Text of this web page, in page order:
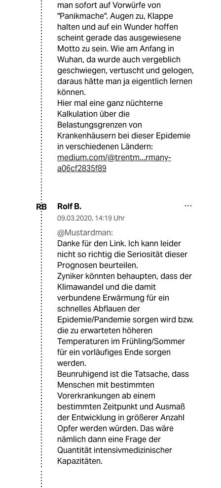
man sofort auf Vorwürfe von
"Panikmache". Augen zu, Klappe
halten und auf ein Wunder hoffen
scheint gerade das ausgewiesene
Motto zu sein. Wie am Anfang in
Wuhan, da wurde auch vergeblich
geschwiegen, vertuscht und gelogen,
daraus hätte man ja eigentlich lernen
können.
Hier mal eine ganz nüchterne
Kalkulation über die
Belastungsgrenzen von
Krankenhäusern bei dieser Epidemie
in verschiedenen Ländern:
medium.com/@trentm...rmany-
a06cf2835f89
RB Rolf B.
09.03.2020, 14:19 Uhr
@Mustardman:
Danke für den Link. Ich kann leider
nicht so richtig die Seriosität dieser
Prognosen beurteilen.
Zyniker könnten behaupten, dass der
Klimawandel und die damit
verbundene Erwärmung für ein
schnelles Abflauen der
Epidemie/Pandemie sorgen wird bzw.
die zu erwarteten höheren
Temperaturen im Frühling/Sommer
für ein vorläufiges Ende sorgen
werden.
Beunruhigend ist die Tatsache, dass
Menschen mit bestimmten
Vorerkrankungen ab einem
bestimmten Zeitpunkt und Ausmaß
der Entwicklung in größerer Anzahl
Opfer werden würden. Das wäre
nämlich dann eine Frage der
Quantität intensivmedizinischer
Kapazitäten.